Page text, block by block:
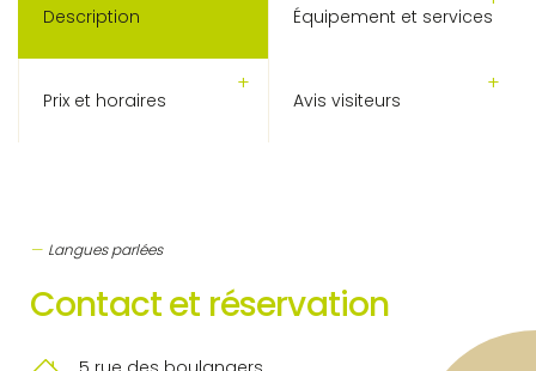
Description Équipement et services
Prix et horaires Avis visiteurs
Langues parlées
Contact et réservation